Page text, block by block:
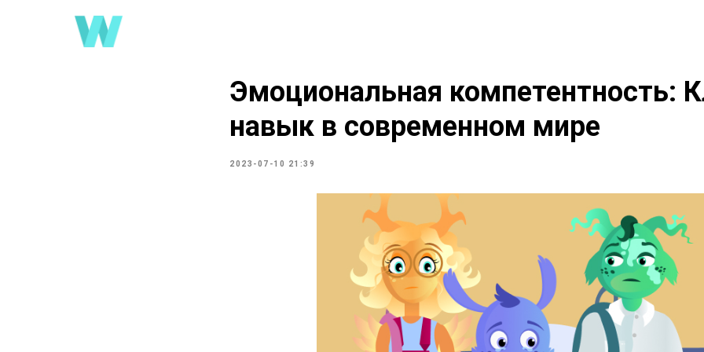
Эмоциональная компетентность:
навык в современном мире
2023-07-10 21:39